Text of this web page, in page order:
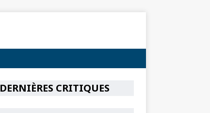
DERNIÈRES CRITIQUES